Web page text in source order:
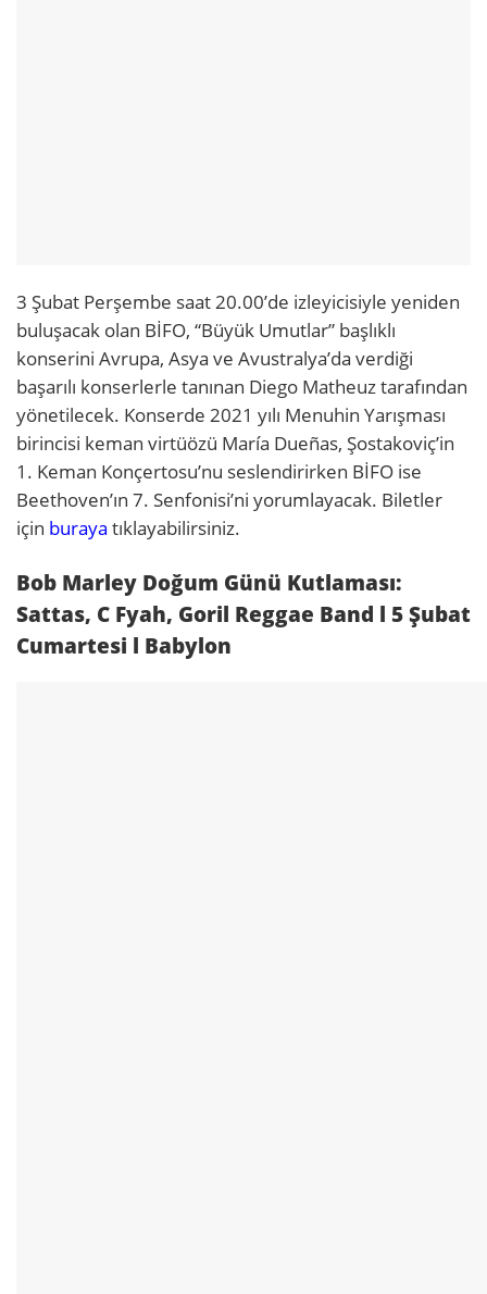
3 Şubat Perşembe saat 20.00’de izleyicisiyle yeniden
buluşacak olan BİFO, “Büyük Umutlar” başlıklı
konserini Avrupa, Asya ve Avustralya’da verdiği
başarılı konserlerle tanınan Diego Matheuz tarafından
yönetilecek. Konserde 2021 yılı Menuhin Yarışması
birincisi keman virtüözü María Dueñas, Şostakoviç’in
1. Keman Konçertosu’nu seslendirirken BİFO ise
Beethoven’ın 7. Senfonisi’ni yorumlayacak. Biletler
için buraya tıklayabilirsiniz.
Bob Marley Doğum Günü Kutlaması:
Sattas, C Fyah, Goril Reggae Band l 5 Şubat
Cumartesi l Babylon